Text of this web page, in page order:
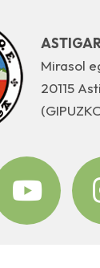
Mirasol
20115